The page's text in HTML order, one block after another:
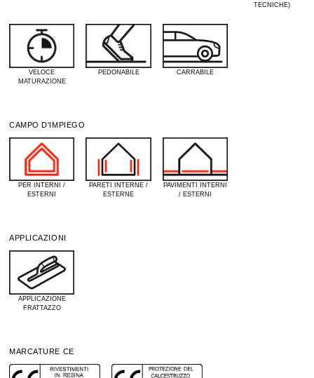
TECNICHE)
VELOCE
MATURAZIONE
PEDONABILE CARRABILE
CAMPO D'IMPIEGO
PER INTERNI /
ESTERNI
PARETI INTERNE /
ESTERNE
PAVIMENTI INTERNI
/ ESTERNI
APPLICAZIONI
APPLICAZIONE
FRATTAZZO
MARCATURE CE